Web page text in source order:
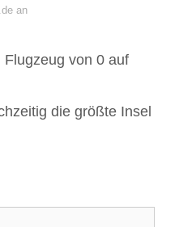
an
von 0 auf
die größte Insel